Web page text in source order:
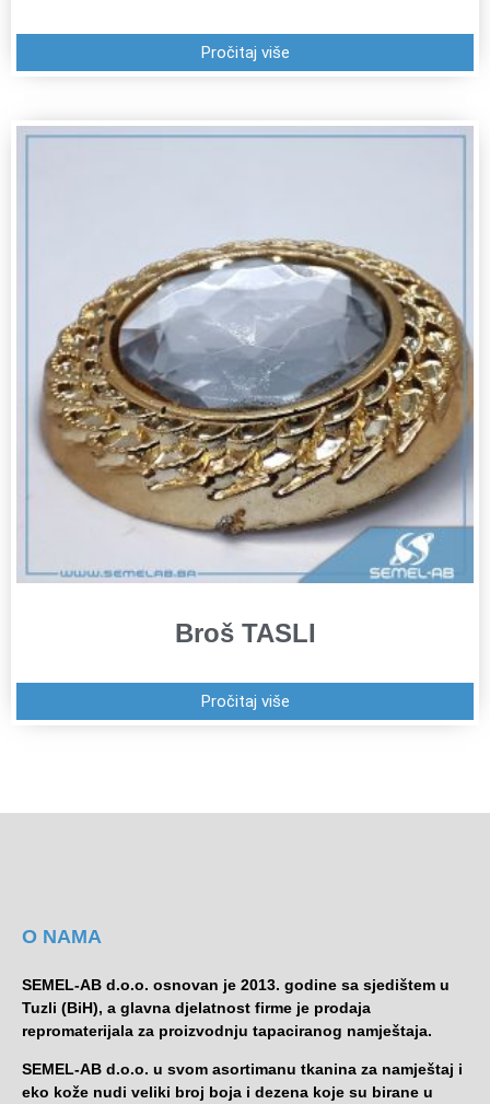
Pročitaj više
Broš TASLI
Pročitaj više
O NAMA
SEMEL-AB d.o.o. osnovan je 2013. godine sa sjedištem u
Tuzli (BiH), a glavna djelatnost firme je prodaja
repromaterijala za proizvodnju tapaciranog namještaja.
SEMEL-AB d.o.o. u svom asortimanu tkanina za namještaj i
eko kože nudi veliki broj boja i dezena koje su birane u